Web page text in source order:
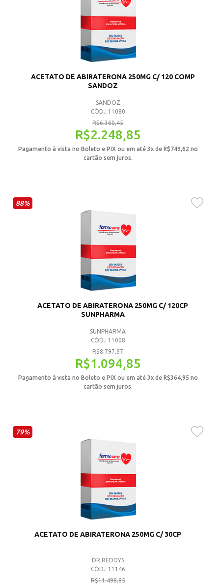
ACETATO DE ABIRATERONA 250MG C/ 120 COMP
SANDOZ
SANDOZ
CÓD.: 11080
R$6.360,45
R$2.248,85
Pagamento à vista no Boleto e PIX ou em até 3x de R$749,62 no
cartão sem juros.
88%
ACETATO DE ABIRATERONA 250MG C/ 120CP
SUNPHARMA
SUNPHARMA
CÓD.: 11008
R$8.797,57
R$1.094,85
Pagamento à vista no Boleto e PIX ou em até 3x de R$364,95 no
cartão sem juros.
79%
ACETATO DE ABIRATERONA 250MG C/ 30CP
DR REDDYS
CÓD.: 11146
R$11.498,85